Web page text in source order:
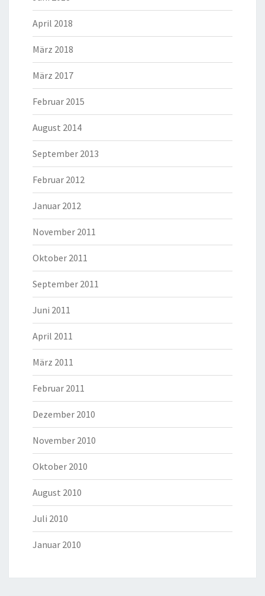
April 2018
März 2018
März 2017
Februar 2015
August 2014
September 2013
Februar 2012
Januar 2012
November 2011
Oktober 2011
September 2011
Juni 2011
April 2011
März 2011
Februar 2011
Dezember 2010
November 2010
Oktober 2010
August 2010
Juli 2010
Januar 2010